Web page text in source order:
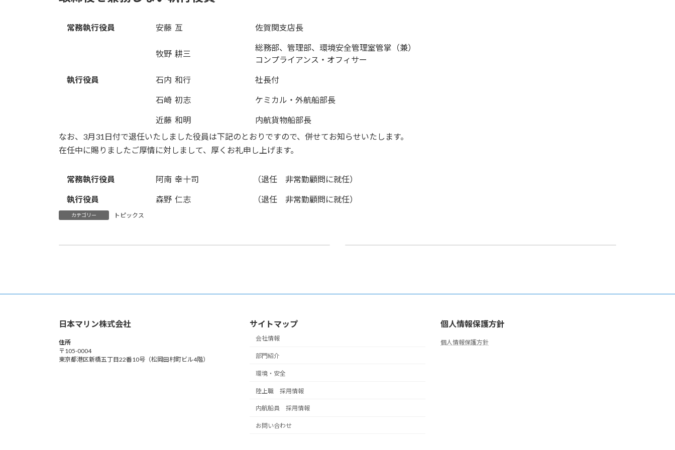
常務執行役員 安藤 亙 佐賀関支店長
牧野 耕三
総務部、管理部、環境安全管理室管掌（兼）
コンプライアンス・オフィサー
執行役員 石内 和行 社長付
石崎 初志 ケミカル・外航船部長
近藤 和明
内航貨物船部長
なお、3月31日付で退任いたしました役員は下記のとおりですので、併せてお知らせいたします。
在任中に賜りましたご厚情に対しまして、厚くお礼申し上げます。
常務執行役員 阿南 幸十司 （退任 非常勤顧問に就任）
執行役員 森野 仁志 （退任 非常勤顧問に就任）
カテゴリー トピックス
日本マリン株式会社
住所
〒105-0004
東京都港区新橋五丁目22番10号（松岡田村町ビル4階）
サイトマップ
会社情報
部門紹介
環境・安全
陸上職 採用情報
内航船員 採用情報
お問い合わせ
個人情報保護方針
個人情報保護方針